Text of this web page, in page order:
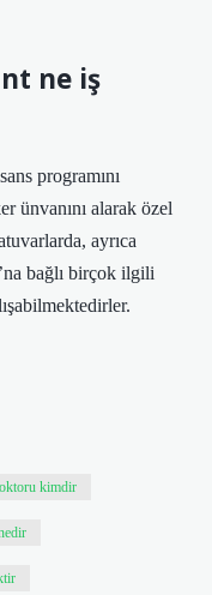
ne iş
programını
ünvanını alarak özel
ayrıca
bağlı birçok ilgili
kimdir